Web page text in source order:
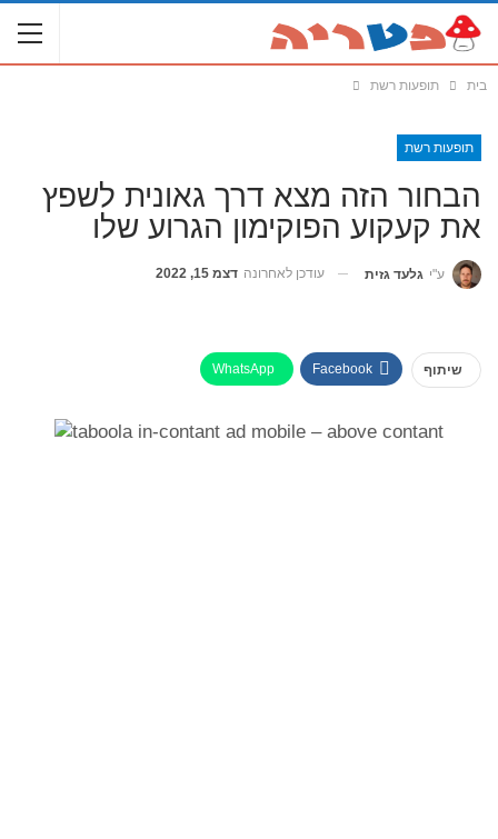
בית תופעות רשת
תופעות רשת
הבחור הזה מצא דרך גאונית לשפץ
את קעקוע הפוקימון הגרוע שלו
ע"י גלעד גזית עודכן לאחרונה דצמ 15, 2022
שיתוף Facebook
WhatsApp